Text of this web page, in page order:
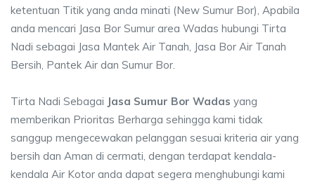
ketentuan Titik yang anda minati (New Sumur Bor), Apabila
anda mencari Jasa Bor Sumur area Wadas hubungi Tirta
Nadi sebagai Jasa Mantek Air Tanah, Jasa Bor Air Tanah
Bersih, Pantek Air dan Sumur Bor.
Tirta Nadi Sebagai Jasa Sumur Bor Wadas yang
memberikan Prioritas Berharga sehingga kami tidak
sanggup mengecewakan pelanggan sesuai kriteria air yang
bersih dan Aman di cermati, dengan terdapat kendala-
kendala Air Kotor anda dapat segera menghubungi kami